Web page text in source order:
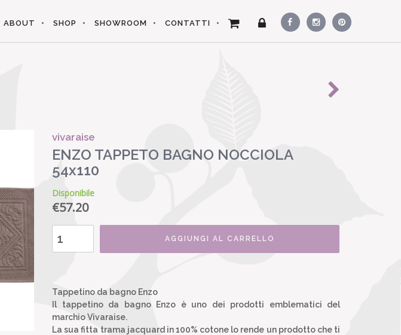
ABOUT SHOP SHOWROOM CONTATTI
vivaraise
ENZO TAPPETO BAGNO NOCCIOLA
54x110
Disponibile
€57.20
AGGIUNGI AL CARRELLO
Tappetino da bagno Enzo
Il tappetino da bagno Enzo è uno dei prodotti emblematici del
marchio Vivaraise.
La sua fitta trama jacquard in 100% cotone lo rende un prodotto che ti